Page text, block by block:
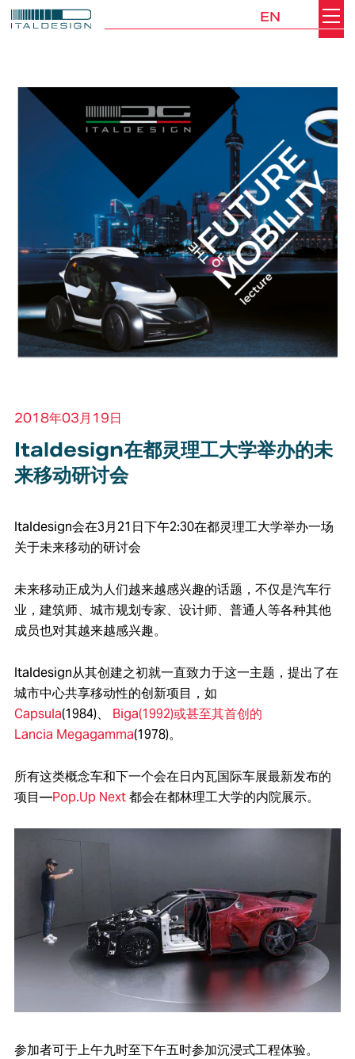
EN Search
2018年03月19日
Italdesign在都灵理工大学举办的未
来移动研讨会
Italdesign会在3月21日下午2:30在都灵理工大学举办一场
关于未来移动的研讨会
未来移动正成为人们越来越感兴趣的话题，不仅是汽车行
业，建筑师、城市规划专家、设计师、普通人等各种其他
成员也对其越来越感兴趣。
Italdesign从其创建之初就一直致力于这一主题，提出了在
城市中心共享移动性的创新项目，如
Capsula(1984)、 Biga(1992)或甚至其首创的
Lancia Megagamma(1978)。
所有这类概念车和下一个会在日内瓦国际车展最新发布的
项目—Pop.Up Next都会在都林理工大学的内院展示。
参加者可于上午九时至下午五时参加沉浸式工程体验。